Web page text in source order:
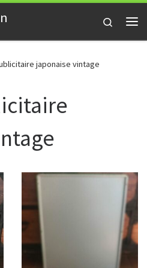
Search
japonaise vintage